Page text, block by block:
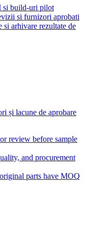
si build-uri pilot
si furnizori aprobati
si arhivare rezultate de
și lacune de aprobare
review before sample
and procurement
parts have MOQ